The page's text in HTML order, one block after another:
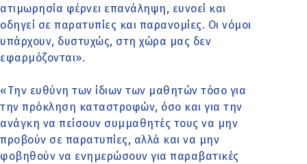
ατιμωρησία φέρνει επανάληψη, ευνοεί και
οδηγεί σε παρατυπίες και παρανομίες. Οι νόμοι
υπάρχουν, δυστυχώς, στη χώρα μας δεν
εφαρμόζονται».
«Την ευθύνη των ίδιων των μαθητών τόσο για
την πρόκληση καταστροφών, όσο και για την
ανάγκη να πείσουν συμμαθητές τους να μην
προβούν σε παρατυπίες, αλλά και να μην
φοβηθούν να ενημερώσουν για παραβατικές